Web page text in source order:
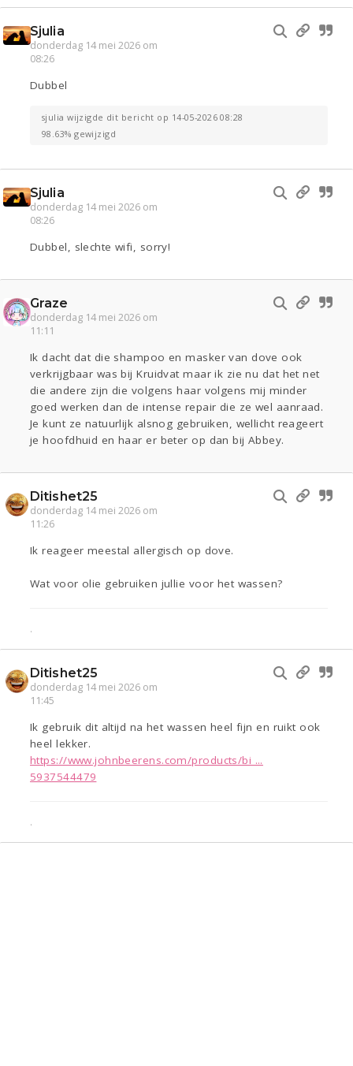
Sjulia
donderdag 14 mei 2026 om
08:26
Dubbel
sjulia wijzigde dit bericht op 14-05-2026 08:28
98.63% gewijzigd
Sjulia
donderdag 14 mei 2026 om
08:26
Dubbel, slechte wifi, sorry!
Graze
donderdag 14 mei 2026 om
11:11
Ik dacht dat die shampoo en masker van dove ook
verkrijgbaar was bij Kruidvat maar ik zie nu dat het net
die andere zijn die volgens haar volgens mij minder
goed werken dan de intense repair die ze wel aanraad.
Je kunt ze natuurlijk alsnog gebruiken, wellicht reageert
je hoofdhuid en haar er beter op dan bij Abbey.
Ditishet25
donderdag 14 mei 2026 om
11:26
Ik reageer meestal allergisch op dove.
Wat voor olie gebruiken jullie voor het wassen?
.
Ditishet25
donderdag 14 mei 2026 om
11:45
Ik gebruik dit altijd na het wassen heel fijn en ruikt ook
heel lekker.
https://www.johnbeerens.com/products/bi ...
5937544479
.